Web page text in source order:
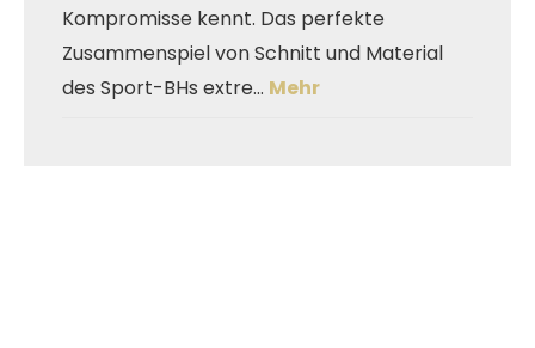
Kompromisse kennt. Das perfekte
Zusammenspiel von Schnitt und Material
des Sport-BHs extre… Mehr